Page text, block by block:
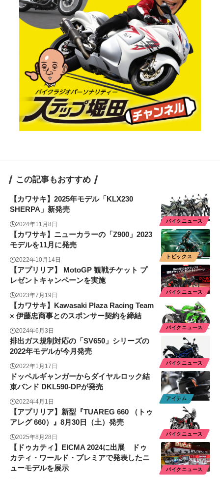
この記事もおすすめ
バイクニュース
【カワサキ】2025年モデル「KLX230
SHERPA」新発売
2024年11月8日
トピックス
【カワサキ】ニューカラーの「Z900」2023
モデルを11月に発売
2022年10月14日
バイクニュース
【アプリリア】 MotoGP 観戦チケット プ
レゼントキャンペーンを実施
2023年7月19日
バイクニュース
【カワサキ】Kawasaki Plaza Racing Team
× 伊藤忠商事とのスポンサー契約を締結
2024年6月3日
バイクニュース
排出ガス規制対応の「SV650」シリーズの
2022年モデルが今月発売
2022年1月17日
アイテム
ドッペルギャンガーからダイヤルロック結
束バンド DKL590-DPが発売
2022年4月1日
バイクニュース
【アプリリア】新型『TUAREG 660 （トゥ
アレグ 660）』8月30日（土）発売
2025年8月28日
バイクニュース
【ドゥカティ】EICMA 2024に出展 ドゥ
カティ・ワールド・プレミアで発表したニ
ューモデルを展示